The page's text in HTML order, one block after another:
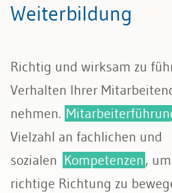
Führung & Kompetenzen
Recht
Bau & Immobilien
Weiterbildung
Richtig und wirksam zu
Verhalten Ihrer
nehmen.
Vielzahl an fachlichen und
sozialen Kompetenzen,
richtige Richtung zu